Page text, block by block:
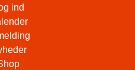
ind